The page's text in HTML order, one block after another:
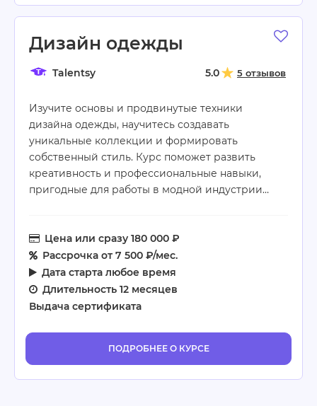
Дизайн одежды
Talentsy 5 отзывов
5.0
Изучите основы и продвинутые техники
дизайна одежды, научитесь создавать
уникальные коллекции и формировать
собственный стиль. Курс поможет развить
креативность и профессиональные навыки,
пригодные для работы в модной индустрии…
Цена или сразу 180 000 ₽
Рассрочка от 7 500 ₽/мес.
Дата старта любое время
Длительность 12 месяцев
Выдача сертификата
ПОДРОБНЕЕ О КУРСЕ